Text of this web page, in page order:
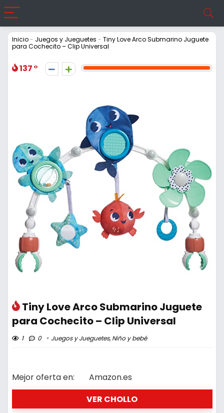
Inicio- Juegos y Jueguetes - Tiny Love Arco Submarino Juguete
para Cochecito – Clip Universal
137
Tiny Love Arco Submarino Juguete
para Cochecito – Clip Universal
1 0 Juegos y Jueguetes,Niño y bebé
Mejor oferta en:
Amazon.es
VER CHOLLO